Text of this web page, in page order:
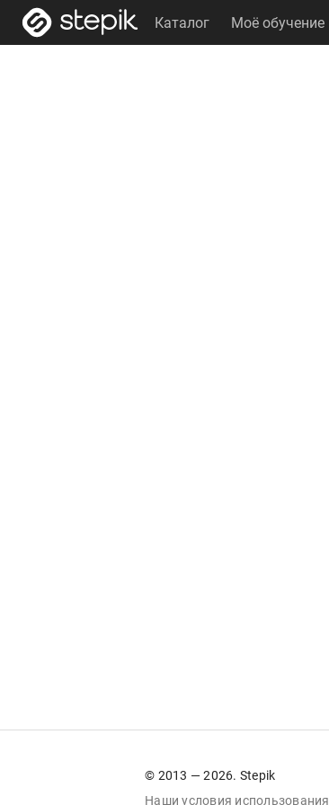
Каталог Моё обучение
© 2013 — 2026. Stepik
Наши условия использования